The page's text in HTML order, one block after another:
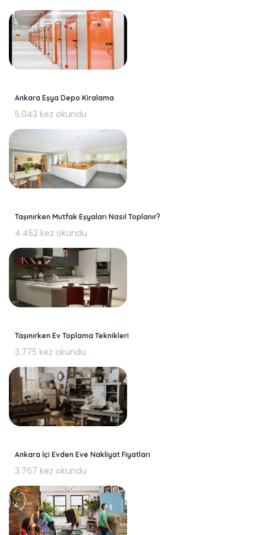
Ankara Eşya Depo Kiralama
5.043 kez okundu
Taşınırken Mutfak Eşyaları Nasıl Toplanır?
4.452 kez okundu
Taşınırken Ev Toplama Teknikleri
3.775 kez okundu
Ankara İçi Evden Eve Nakliyat Fiyatları
3.767 kez okundu